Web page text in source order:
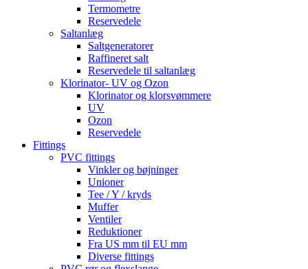
Termometre
Reservedele
Saltanlæg
Saltgeneratorer
Raffineret salt
Reservedele til saltanlæg
Klorinator- UV og Ozon
Klorinator og klorsvømmere
UV
Ozon
Reservedele
Fittings
PVC fittings
Vinkler og bøjninger
Unioner
Tee / Y / kryds
Muffer
Ventiler
Reduktioner
Fra US mm til EU mm
Diverse fittings